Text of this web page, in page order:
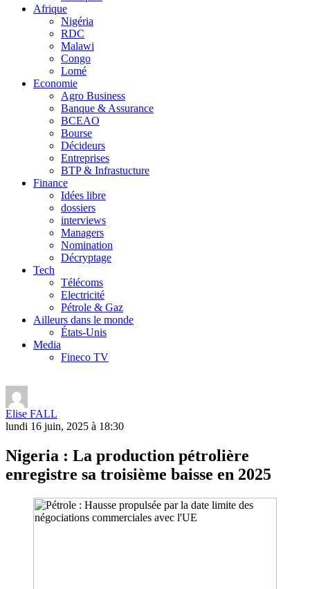
Afrique
Nigéria
RDC
Malawi
Congo
Lomé
Economie
Agro Business
Banque & Assurance
BCEAO
Bourse
Décideurs
Entreprises
BTP & Infrastucture
Finance
Idées libre
dossiers
interviews
Managers
Nomination
Décryptage
Tech
Télécoms
Electricité
Pétrole & Gaz
Ailleurs dans le monde
États-Unis
Media
Fineco TV
Elise FALL
lundi 16 juin, 2025 à 18:30
Nigeria : La production pétrolière
enregistre sa troisième baisse en 2025